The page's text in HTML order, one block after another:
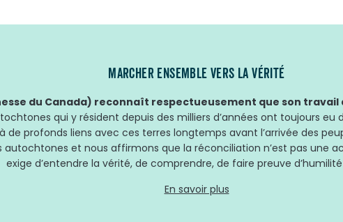
MARCHER ENSEMBLE VERS LA VÉRITÉ
du Canada) reconnaît respectueusement que son
qui y résident depuis des milliers d’années ont toujours
profonds liens avec ces terres longtemps avant l’arrivée des
autochtones et nous affirmons que la réconciliation n’est pas une
exige d’entendre la vérité, de comprendre, de faire preuve d’humilité
En savoir plus